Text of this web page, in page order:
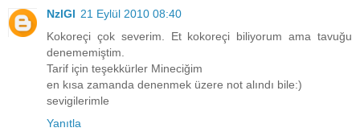
NzlGl 21 Eylül 2010 08:40
Kokoreçi çok severim. Et kokoreçi biliyorum ama tavuğu
denememiştim.
Tarif için teşekkürler Mineciğim
en kısa zamanda denenmek üzere not alındı bile:)
sevigilerimle
Yanıtla